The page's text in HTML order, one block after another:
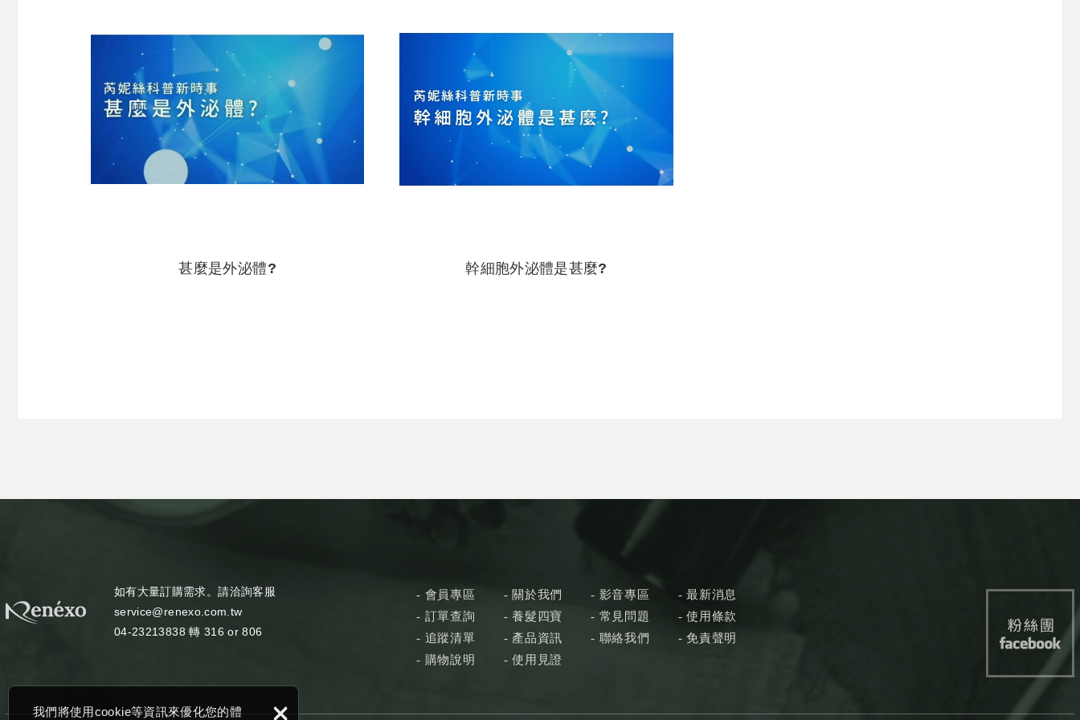
我們將使用cookie等資訊來優化您的體 ×
甚麼是外泌體? 幹細胞外泌體是甚麼?
如有大量訂購需求。請洽詢客服
service@renexo.com.tw
04-23213838 轉 316 or 806
會員專區
訂單查詢
追蹤清單
購物說明
關於我們
養髮四寶
產品資訊
使用見證
影音專區
常見問題
聯絡我們
最新消息
使用條款
免責聲明